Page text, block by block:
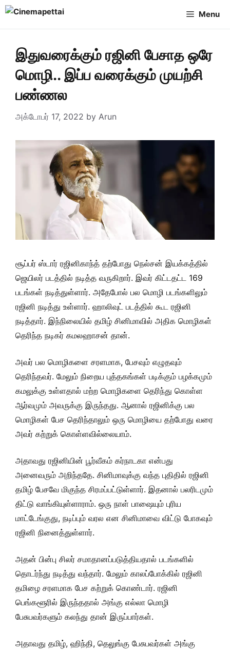
Skip
Menu
இதுவரைக்கும் ரஜினி பேசாத ஒரே
மொழி.. இப்ப வரைக்கும் முயற்சி
பண்ணல
அக்டோபர் 17, 2022 by Arun
சூப்பர் ஸ்டார் ரஜினிகாந்த் தற்போது நெல்சன் இயக்கத்தில்
ஜெயிலர் படத்தில் நடித்த வருகிறார். இவர் கிட்டதட்ட 169
படங்கள் நடித்துள்ளார். அதேபோல் பல மொழி படங்களிலும்
ரஜினி நடித்து உள்ளார். ஹாலிவுட் படத்தில் கூட ரஜினி
நடித்தார். இந்நிலையில் தமிழ் சினிமாவில் அதிக மொழிகள்
தெரிந்த நடிகர் கமலஹாசன் தான்.
அவர் பல மொழிகளை சரளமாக, பேசவும் எழுதவும்
தெரிந்தவர். மேலும் நிறைய புத்தகங்கள் படிக்கும் பழக்கமும்
கமலுக்கு உள்ளதால் மற்ற மொழிகளை தெரிந்து கொள்ள
ஆர்வமும் அவருக்கு இருந்தது. ஆனால் ரஜினிக்கு பல
மொழிகள் பேச தெரிந்தாலும் ஒரு மொழியை தற்போது வரை
அவர் கற்றுக் கொள்ளவில்லையாம்.
அதாவது ரஜினியின் பூர்வீகம் கர்நாடகா என்பது
அனைவரும் அறிந்ததே. சினிமாவுக்கு வந்த புதிதில் ரஜினி
தமிழ் பேசவே மிகுந்த சிரமப்பட்டுள்ளார். இதனால் பலரிடமும்
திட்டு வாங்கியுள்ளாராம். ஒரு நாள் பாஷையும் புரிய
மாட்டேங்குது, நடிப்பும் வரல என சினிமாவை விட்டு போகவும்
ரஜினி நினைத்துள்ளார்.
அதன் பின்பு சிலர் சமாதானப்படுத்தியதால் படங்களில்
தொடர்ந்து நடித்து வந்தார். மேலும் காலப்போக்கில் ரஜினி
தமிழை சரளமாக பேச கற்றுக் கொண்டார். ரஜினி
பெங்களூரில் இருந்ததால் அங்கு எல்லா மொழி
பேசுபவர்களும் கலந்து தான் இருப்பார்கள்.
அதாவது தமிழ், ஹிந்தி, தெலுங்கு பேசுபவர்கள் அங்கு